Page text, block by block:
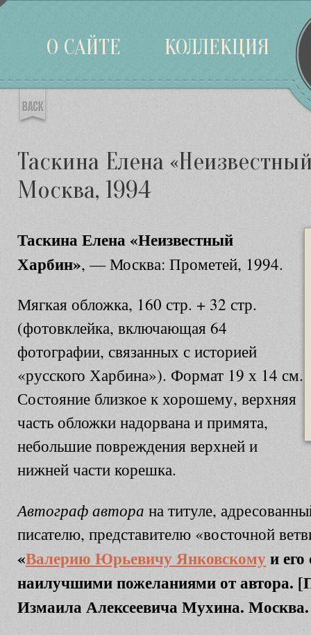
О САЙТЕ КОЛЛЕКЦИЯ
Таскина Елена
Москва, 1994
Таскина Елена «Неизвестный
Харбин», — Москва: Прометей, 1994.
Мягкая обложка, 160 стр. + 32 стр.
(фотовклейка, включающая 64
фотографии, связанных с историей
«русского Харбина»). Формат 19 х 14 см.
Состояние близкое к хорошему, верхняя
часть обложки надорвана и примята,
небольшие повреждения верхней и
нижней части корешка.
Автограф автора на титуле,
писателю, представителю «восточной
«Валерию Юрьевичу Янковскомуи
наилучшими пожеланиями от автора.
Измаила Алексеевича Мухина. Москва.